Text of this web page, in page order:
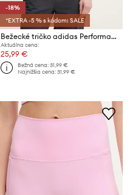
-18%
*EXTRA -5 % s kódom: SALE
Bežecké tričko adidas Performance Adizero
Aktuálna cena:
25,99 €
Bežná cena:31,99 €
Najnižšia cena:31,99 €